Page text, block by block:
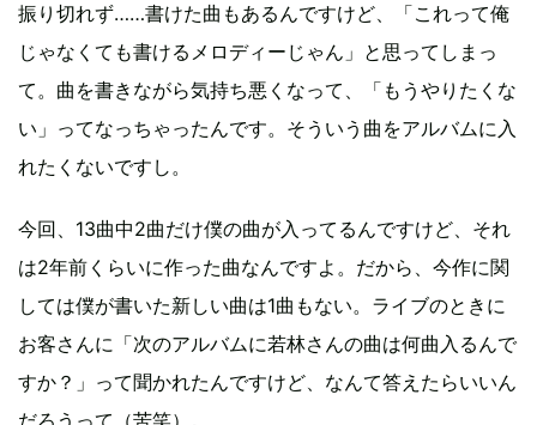
振り切れず……書けた曲もあるんですけど、「これって俺
じゃなくても書けるメロディーじゃん」と思ってしまっ
て。曲を書きながら気持ち悪くなって、「もうやりたくな
い」ってなっちゃったんです。そういう曲をアルバムに入
れたくないですし。
今回、13曲中2曲だけ僕の曲が入ってるんですけど、それ
は2年前くらいに作った曲なんですよ。だから、今作に関
しては僕が書いた新しい曲は1曲もない。ライブのときに
お客さんに「次のアルバムに若林さんの曲は何曲入るんで
すか？」って聞かれたんですけど、なんて答えたらいいん